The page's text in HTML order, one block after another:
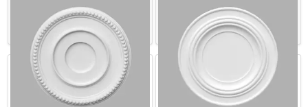
8623,00 ₽/шт
Купить
8623,00 ₽/шт
Купить